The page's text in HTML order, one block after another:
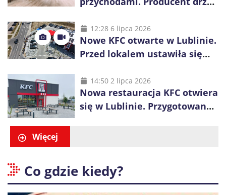
inwestycje
12:28 6 lipca 2026
Nowe KFC otwarte w Lublinie.
Przed lokalem ustawiła się
14:50 2 lipca 2026
Nowa restauracja KFC otwiera
się w Lublinie. Przygotowano
Więcej
Co gdzie kiedy?